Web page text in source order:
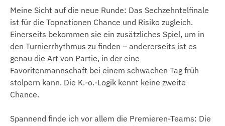
Meine Sicht auf die neue Runde: Das Sechzehntelfinale
ist für die Topnationen Chance und Risiko zugleich.
Einerseits bekommen sie ein zusätzliches Spiel, um in
den Turnierrhythmus zu finden – andererseits ist es
genau die Art von Partie, in der eine
Favoritenmannschaft bei einem schwachen Tag früh
stolpern kann. Die K.-o.-Logik kennt keine zweite
Chance.
Spannend finde ich vor allem die Premieren-Teams: Die